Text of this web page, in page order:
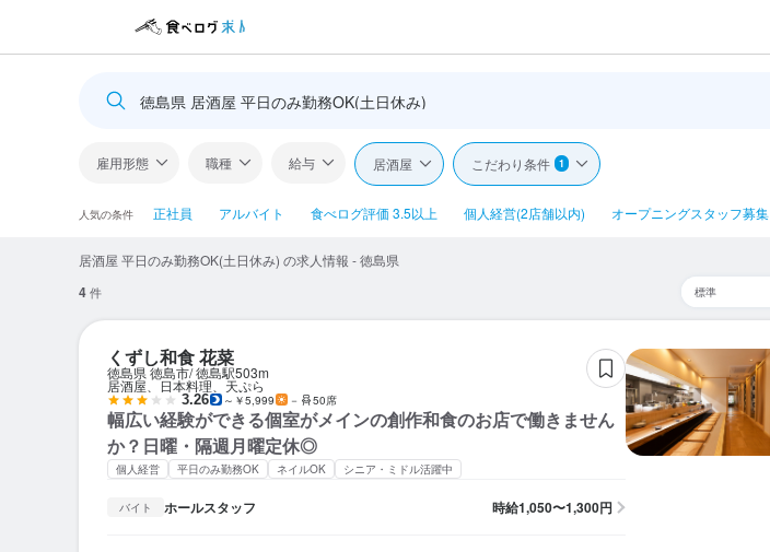
徳島県 居酒屋 平日のみ勤務OK(土日休み)
雇用形態 職種 給与 居酒屋 こだわり条件 1
人気の条件 正社員 アルバイト 食べログ評価 3.5以上 個人経営(2店舗以内) オープニングスタッフ募集
居酒屋 平日のみ勤務OK(土日休み) の求人情報 - 徳島県
4件
くずし和食 花菜
徳島県 徳島市 徳島駅503m
居酒屋、日本料理、天ぷら
3.26 ～￥5,999 － 50席
幅広い経験ができる個室がメインの創作和食のお店で働きません
か？日曜・隔週月曜定休◎
個人経営 平日のみ勤務OK ネイルOK シニア・ミドル活躍中
バイト ホールスタッフ 時給1,050〜1,300円